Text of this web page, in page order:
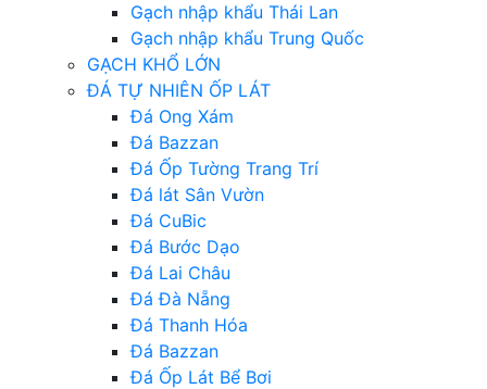
Gạch nhập khẩu Thái Lan
Gạch nhập khẩu Trung Quốc
GẠCH KHỔ LỚN
ĐÁ TỰ NHIÊN ỐP LÁT
Đá Ong Xám
Đá Bazzan
Đá Ốp Tường Trang Trí
Đá lát Sân Vườn
Đá CuBic
Đá Bước Dạo
Đá Lai Châu
Đá Đà Nẵng
Đá Thanh Hóa
Đá Bazzan
Đá Ốp Lát Bể Bơi